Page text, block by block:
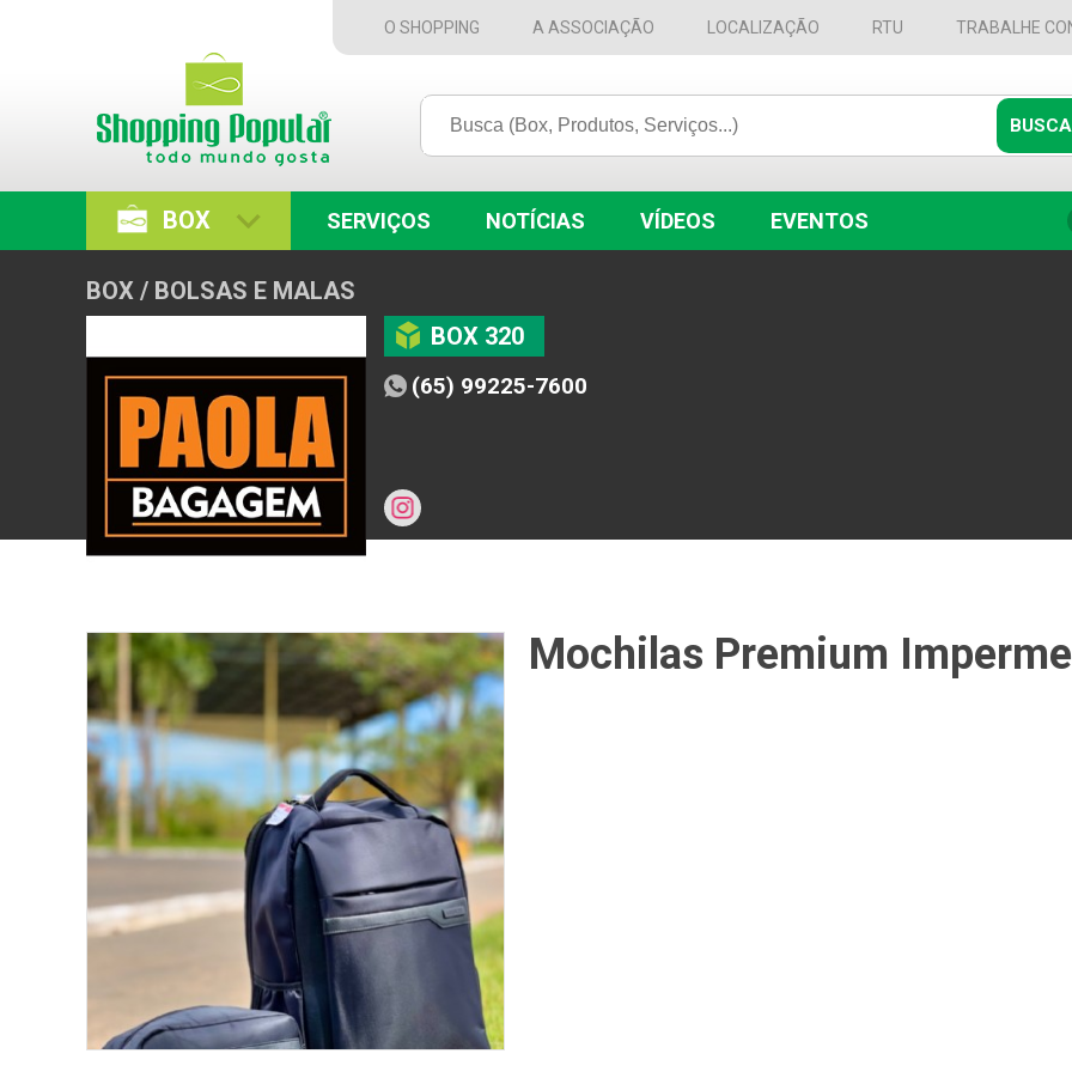
O SHOPPING A ASSOCIAÇÃO LOCALIZAÇÃO RTU TRABALHE
BOX SERVIÇOS NOTÍCIAS VÍDEOS EVENTOS
BOX / BOLSAS E MALAS
BOX 320
(65) 99225-7600
Mochilas Premium